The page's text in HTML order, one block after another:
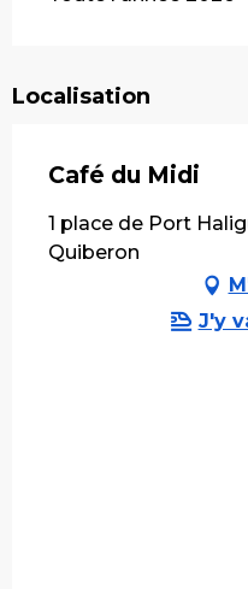
Localisation
Café du Midi
1 place de Port
Quiberon
J'y